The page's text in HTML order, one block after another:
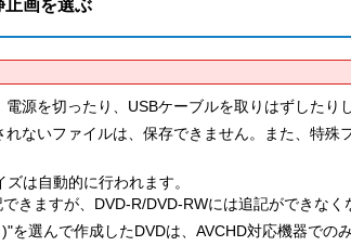
止画を選ぶ
源を切ったり、USBケーブルを取りはずしたり
れないファイルは、保存できません。また、特殊
は自動的に行われます。
きますが、DVD-R/DVD-RWには追記ができなく
を選んで作成したDVDは、AVCHD対応機器での